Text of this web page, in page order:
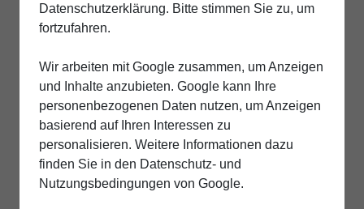
Datenschutzerklärung. Bitte stimmen Sie zu, um
fortzufahren.
Wir arbeiten mit Google zusammen, um Anzeigen
und Inhalte anzubieten. Google kann Ihre
personenbezogenen Daten nutzen, um Anzeigen
basierend auf Ihren Interessen zu
personalisieren. Weitere Informationen dazu
finden Sie in den Datenschutz- und
Nutzungsbedingungen von Google.